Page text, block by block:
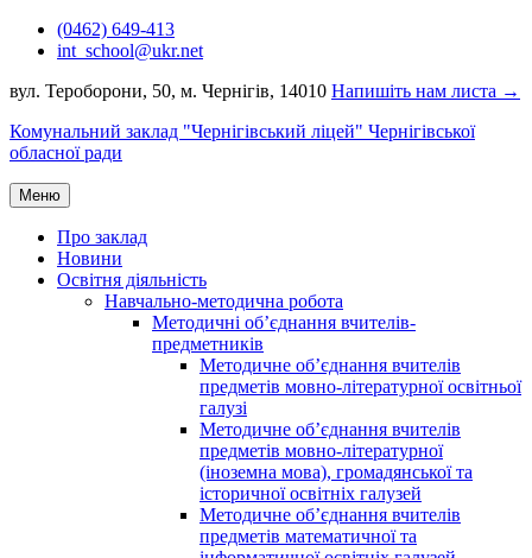
Перейти(0462) 649-413
int_school@ukr.net
вул. Тероборони, 50, м. Чернігів, 14010 Напишіть нам листа →
Комунальний заклад "Чернігівський ліцей" Чернігівської
обласної ради
Меню
Про заклад
Новини
Освітня діяльність
Навчально-методична робота
Методичні об’єднання вчителів-
предметників
Методичне об’єднання вчителів
предметів мовно-літературної освітньої
галузі
Методичне об’єднання вчителів
предметів мовно-літературної
(іноземна мова), громадянської та
історичної освітніх галузей
Методичне об’єднання вчителів
предметів математичної та